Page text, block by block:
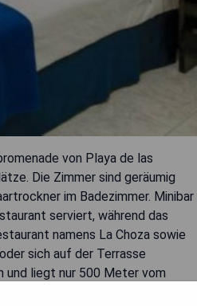
von Playa de las
Die Zimmer sind geräumig
im Badezimmer. Minibar
serviert, während das
namens La Choza sowie
sich auf der Terrasse
und liegt nur 500 Meter vom